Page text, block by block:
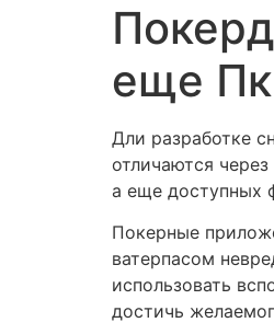
еще Пк
Дли разработке
отличаются
а еще доступных
Покерные
ватерпасом
использовать
достичь